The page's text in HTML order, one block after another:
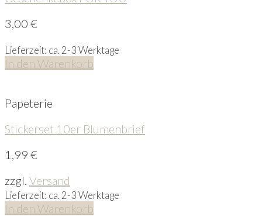
3,00 €
Lieferzeit: ca. 2-3 Werktage
In den Warenkorb
Papeterie
Stickerset 10er Blumenbrief
1,99 €
zzgl. Versand
Lieferzeit: ca. 2-3 Werktage
In den Warenkorb